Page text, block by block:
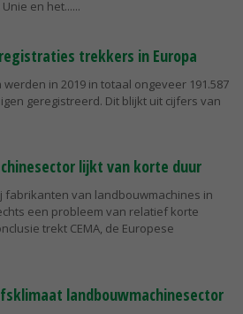
en het...
trekkers in Europa
werden in 2019 in totaal ongeveer 191.587
geregistreerd. Dit blijkt uit cijfers van
lijkt van korte duur
fabrikanten van landbouwmachines in
een probleem van relatief korte
trekt CEMA, de Europese
landbouwmachinesector